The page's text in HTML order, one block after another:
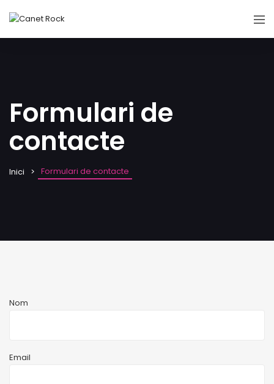
Formulari de
contacte
Inici Formulari de contacte
Nom
Email